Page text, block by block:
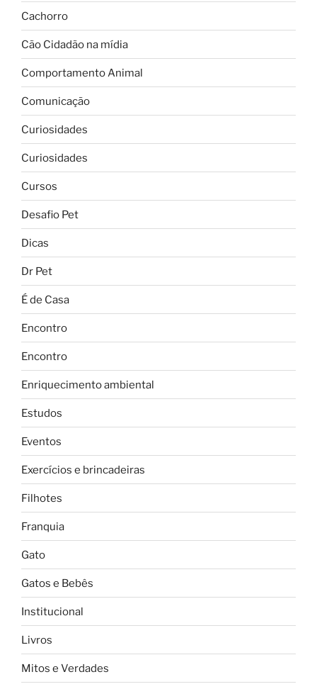
Cachorro
Cão Cidadão na mídia
Comportamento Animal
Comunicação
Curiosidades
Curiosidades
Cursos
Desafio Pet
Dicas
Dr Pet
É de Casa
Encontro
Encontro
Enriquecimento ambiental
Estudos
Eventos
Exercícios e brincadeiras
Filhotes
Franquia
Gato
Gatos e Bebês
Institucional
Livros
Mitos e Verdades